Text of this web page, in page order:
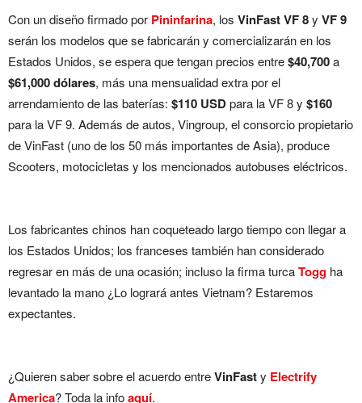
Con un diseño firmado por Pininfarina, los VinFast VF 8y VF 9
serán los modelos que se fabricarán y comercializarán en los
Estados Unidos, se espera que tengan precios entre$40,700a
$61,000 dólares, más una mensualidad extra por el
arrendamiento de las baterías: $110 USDpara la VF 8 y $160
para la VF 9. Además de autos, Vingroup, el consorcio propietario
de VinFast (uno de los 50 más importantes de Asia), produce
Scooters, motocicletas y los mencionados autobuses eléctricos.
Los fabricantes chinos han coqueteado largo tiempo con llegar a
los Estados Unidos; los franceses también han considerado
regresar en más de una ocasión; incluso la firma turcaTogg ha
levantado la mano ¿Lo logrará antes Vietnam? Estaremos
expectantes.
¿Quieren saber sobre el acuerdo entreVinFasty Electrify
America? Toda la infoaquí.